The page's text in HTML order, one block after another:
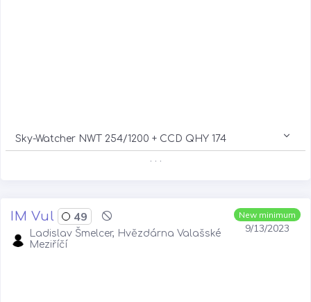
Sky-Watcher NWT 254/1200 + CCD QHY 174
New minimum
9/13/2023
IM Vul 49
Ladislav Šmelcer, Hvězdárna Valašské
Meziříčí